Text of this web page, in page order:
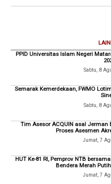
PPID Universitas Islam Negeri
Sabtu, 8
Semarak Kemerdekaan, FWMO
Sabtu, 8
Tim Asesor ACQUIN asal
Proses Asesmen
Jumat, 7
HUT Ke-81 RI, Pemprov NTB
Bendera Merah
Jumat, 7